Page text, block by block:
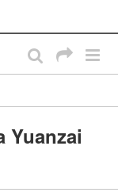
Yuanzai